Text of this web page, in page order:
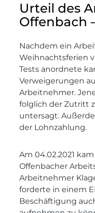
Urteil des
Offenbach
Nachdem ein
Weihnachtsferien
Tests anordnete
Verweigerungen
Arbeitnehmer.
folglich der Zutritt
untersagt.
der Lohnzahlung.
Am 04.02.2021
Offenbacher
Arbeitnehmer
forderte in einem
Beschäftigung